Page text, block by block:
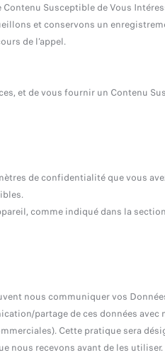
Susceptible de Vous
et conservons un
de l’appel.
et de vous fournir un Contenu
de confidentialité que vous
comme indiqué dans la
nous communiquer vos
partage de ces données avec
Cette pratique sera
nous recevons avant de les